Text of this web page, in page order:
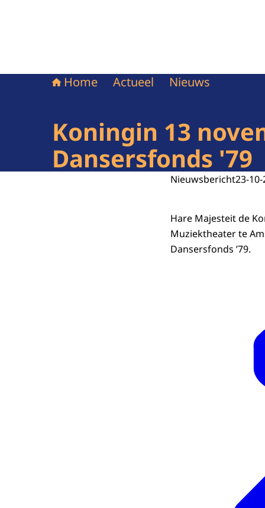
Home Actueel Nieuws
Koningin 13
Dansersfonds '79
Nieuwsbericht23-
Hare Majesteit de
Muziektheater te
Dansersfonds ’79.